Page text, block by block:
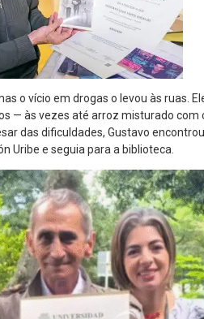
o vício em drogas o levou às ruas.
— às vezes até arroz misturado com
das dificuldades, Gustavo
Uribe e seguia para a biblioteca.